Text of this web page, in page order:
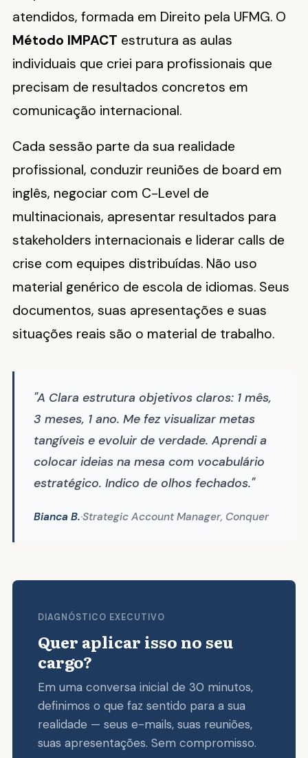
atendidos, formada em Direito pela UFMG. O
Método IMPACT estrutura as aulas
individuais que criei para profissionais que
precisam de resultados concretos em
comunicação internacional.
Cada sessão parte da sua realidade
profissional, conduzir reuniões de board em
inglês, negociar com C-Level de
multinacionais, apresentar resultados para
stakeholders internacionais e liderar calls de
crise com equipes distribuídas. Não uso
material genérico de escola de idiomas. Seus
documentos, suas apresentações e suas
situações reais são o material de trabalho.
"A Clara estrutura objetivos claros: 1 mês,
3 meses, 1 ano. Me fez visualizar metas
tangíveis e evoluir de verdade. Aprendi a
colocar ideias na mesa com vocabulário
estratégico. Indico de olhos fechados."
Bianca B.·Strategic Account Manager, Conquer
DIAGNÓSTICO EXECUTIVO
Quer aplicar isso no seu
cargo?
Em uma conversa inicial de 30 minutos,
definimos o que faz sentido para a sua
realidade — seus e-mails, suas reuniões,
suas apresentações. Sem compromisso.